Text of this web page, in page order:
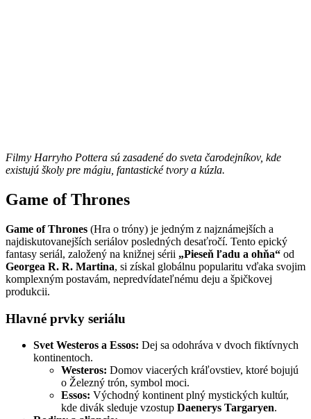
Filmy Harryho Pottera sú zasadené do sveta čarodejníkov, kde
existujú školy pre mágiu, fantastické tvory a kúzla.
Game of Thrones
Game of Thrones (Hra o tróny) je jedným z najznámejších a
najdiskutovanejších seriálov posledných desaťročí. Tento epický
fantasy seriál, založený na knižnej sérii „Pieseň ľadu a ohňa“ od
Georgea R. R. Martina, si získal globálnu popularitu vďaka svojim
komplexným postavám, nepredvídateľnému deju a špičkovej
produkcii.
Hlavné prvky seriálu
Svet Westeros a Essos: Dej sa odohráva v dvoch fiktívnych
kontinentoch.
Westeros: Domov viacerých kráľovstiev, ktoré bojujú
o Železný trón, symbol moci.
Essos: Východný kontinent plný mystických kultúr,
kde divák sleduje vzostup Daenerys Targaryen.